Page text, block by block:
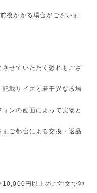
後かかる場合がございま
させていただく恐れもござ
記載サイズと若干異なる場
ンの画面によって実物と
ご都合による交換・返品
円以上のご注文で沖